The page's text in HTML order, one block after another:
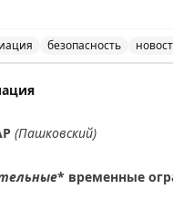
безопасность
(Пашковский)
* временные